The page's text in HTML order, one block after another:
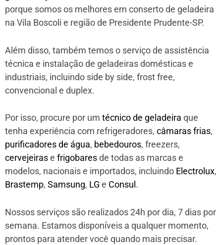
porque somos os melhores em conserto de geladeira
na Vila Boscoli e região de Presidente Prudente-SP.
Além disso, também temos o serviço de assistência
técnica e instalação de geladeiras domésticas e
industriais, incluindo side by side, frost free,
convencional e duplex.
Por isso, procure por um técnico de geladeira que
tenha experiência com refrigeradores, câmaras frias,
purificadores de água, bebedouros, freezers,
cervejeirase frigobaresde todas as marcas e
modelos, nacionais e importados, incluindo Electrolux,
Brastemp, Samsung, LG e Consul .
Nossos serviços são realizados 24h por dia, 7 dias por
semana. Estamos disponíveis a qualquer momento,
prontos para atender você quando mais precisar.